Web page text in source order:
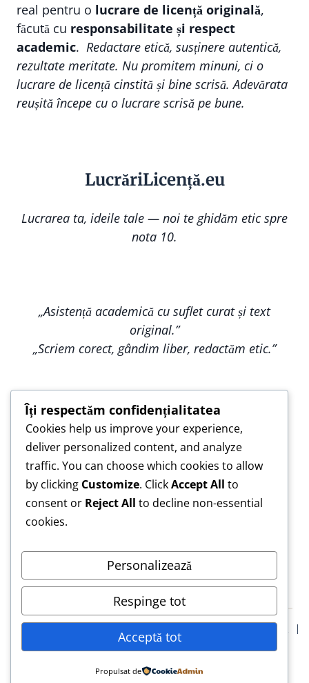
real pentru o lucrare de licență originală,
făcută cu responsabilitate și respect
academic. Redactare etică, susținere autentică,
rezultate meritate. Nu promitem minuni, ci o
lucrare de licență cinstită și bine scrisă. Adevărata
reușită începe cu o lucrare scrisă pe bune.
LucrăriLicență.eu
Lucrarea ta, ideile tale — noi te ghidăm etic spre
nota 10.
„Asistență academică cu suflet curat și text
original.”
„Scriem corect, gândim liber, redactăm etic.”
„Construim împreună, nu copiem — pentru o
lucrare care te reprezintă.”
„Asistență de încredere pentru lucrări scrise cu
responsabilitate.”
© 2026 LucrăriLicență.eu
Blog
Declarație Etică
Solicită Asistență Etică Lucrare de Licență
Îți respectăm confidențialitatea
Cookies help us improve your experience,
deliver personalized content, and analyze
traffic. You can choose which cookies to allow
by clicking Customize. ClickAccept All to
consent or Reject All to decline non-essential
cookies.
Personalizează
Respinge tot
Acceptă tot
Propulsat de